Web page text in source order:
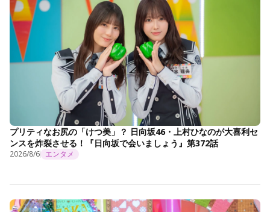
プリティなお尻の「けつ美」？ 日向坂46・上村ひなのが大喜利セ
ンスを炸裂させる！『日向坂で会いましょう』第372話
2026/8/6 エンタメ